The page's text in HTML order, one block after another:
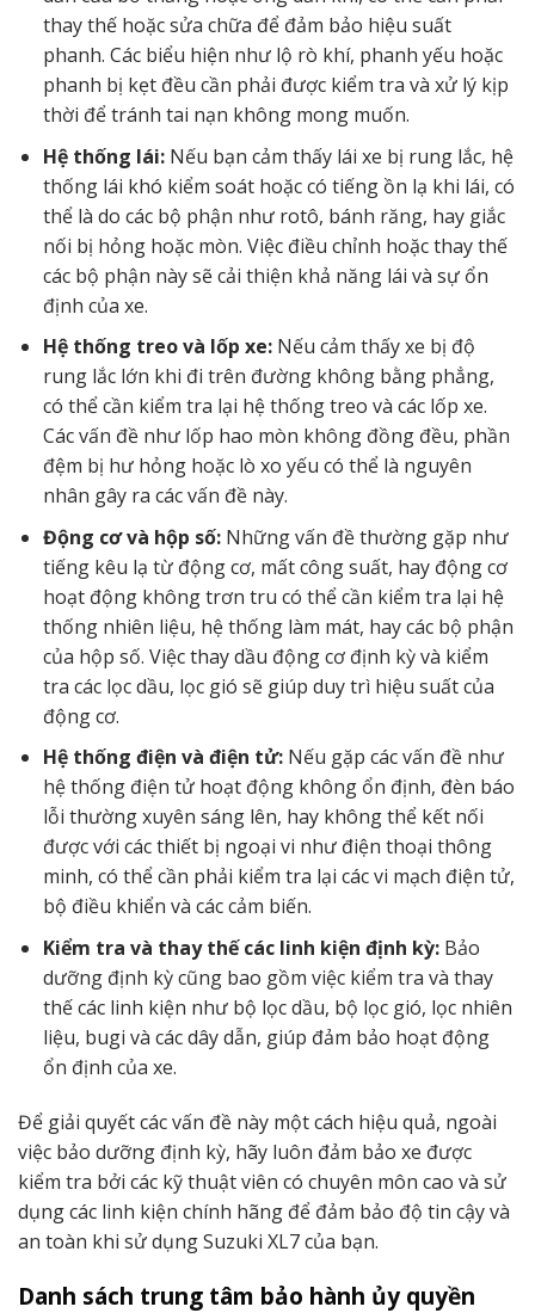
thay thế hoặc sửa chữa để đảm bảo hiệu suất
phanh. Các biểu hiện như lộ rò khí, phanh yếu hoặc
phanh bị kẹt đều cần phải được kiểm tra và xử lý kịp
thời để tránh tai nạn không mong muốn.
Hệ thống lái: Nếu bạn cảm thấy lái xe bị rung lắc, hệ
thống lái khó kiểm soát hoặc có tiếng ồn lạ khi lái, có
thể là do các bộ phận như rotô, bánh răng, hay giắc
nối bị hỏng hoặc mòn. Việc điều chỉnh hoặc thay thế
các bộ phận này sẽ cải thiện khả năng lái và sự ổn
định của xe.
Hệ thống treo và lốp xe:Nếu cảm thấy xe bị độ
rung lắc lớn khi đi trên đường không bằng phẳng,
có thể cần kiểm tra lại hệ thống treo và các lốp xe.
Các vấn đề như lốp hao mòn không đồng đều, phần
đệm bị hư hỏng hoặc lò xo yếu có thể là nguyên
nhân gây ra các vấn đề này.
Động cơ và hộp số:Những vấn đề thường gặp như
tiếng kêu lạ từ động cơ, mất công suất, hay động cơ
hoạt động không trơn tru có thể cần kiểm tra lại hệ
thống nhiên liệu, hệ thống làm mát, hay các bộ phận
của hộp số. Việc thay dầu động cơ định kỳ và kiểm
tra các lọc dầu, lọc gió sẽ giúp duy trì hiệu suất của
động cơ.
Hệ thống điện và điện tử:Nếu gặp các vấn đề như
hệ thống điện tử hoạt động không ổn định, đèn báo
lỗi thường xuyên sáng lên, hay không thể kết nối
được với các thiết bị ngoại vi như điện thoại thông
minh, có thể cần phải kiểm tra lại các vi mạch điện tử,
bộ điều khiển và các cảm biến.
Kiểm tra và thay thế các linh kiện định kỳ: Bảo
dưỡng định kỳ cũng bao gồm việc kiểm tra và thay
thế các linh kiện như bộ lọc dầu, bộ lọc gió, lọc nhiên
liệu, bugi và các dây dẫn, giúp đảm bảo hoạt động
ổn định của xe.
Để giải quyết các vấn đề này một cách hiệu quả, ngoài
việc bảo dưỡng định kỳ, hãy luôn đảm bảo xe được
kiểm tra bởi các kỹ thuật viên có chuyên môn cao và sử
dụng các linh kiện chính hãng để đảm bảo độ tin cậy và
an toàn khi sử dụng Suzuki XL7 của bạn.
Danh sách trung tâm bảo hành ủy quyền